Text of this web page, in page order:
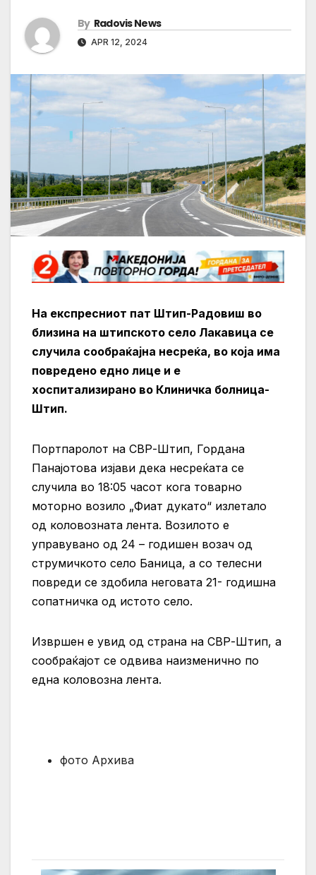
By Radovis News
APR 12, 2024
На експресниот пат Штип-Радовиш во
близина на штипското село Лакавица се
случила сообраќајна несреќа, во која има
повредено едно лице и е
хоспитализирано во Клиничка болница-
Штип.
Портпаролот на СВР-Штип, Гордана
Панајотова изјави дека несреќата се
случила во 18:05 часот кога товарно
моторно возило „Фиат дукато“ излетало
од коловозната лента. Возилото е
управувано од 24 – годишен возач од
струмичкото село Баница, а со телесни
повреди се здобила неговата 21- годишна
сопатничка од истото село.
Извршен е увид од страна на СВР-Штип, а
сообраќајот се одвива наизменично по
една коловозна лента.
фото Архива